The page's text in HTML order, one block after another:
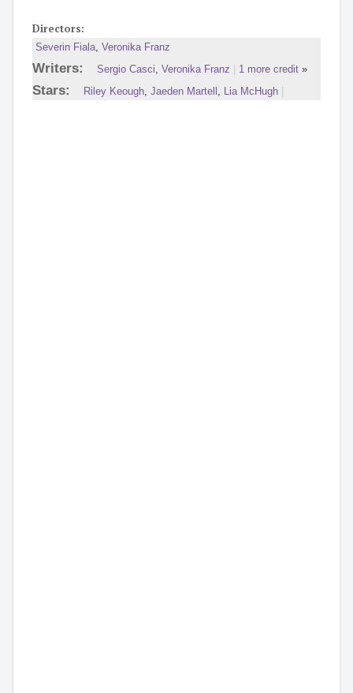
Directors:
Severin Fiala, Veronika Franz
Writers: Sergio Casci, Veronika Franz 1 more credit»
Stars: Riley Keough, Jaeden Martell , Lia McHugh